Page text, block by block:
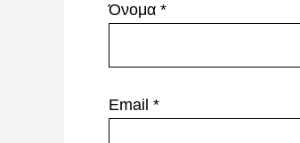
Όνομα *
Email *